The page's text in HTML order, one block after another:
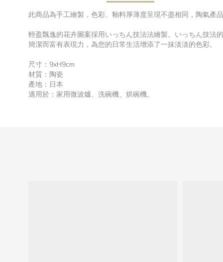
此商品為手工繪製，色彩、釉料厚薄度呈現不盡相同，陶氣產
輕盈飄逸的花卉圖案採用いっちん技法法繪製。いっちん技法
簡潔而富有表現力，為您的日常生活增添了一抹淡淡的色彩。
尺寸：9xH9cm
材質：陶瓷
產地：日本
適用於：家用微波爐、洗碗機、烘碗機。